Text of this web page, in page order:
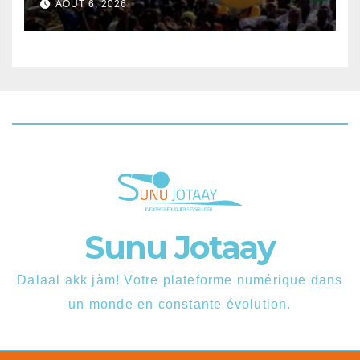
disponibles.
AOÛT 6, 2026
Sunu Jotaay
Dalaal akk jàm! Votre plateforme numérique dans
un monde en constante évolution.